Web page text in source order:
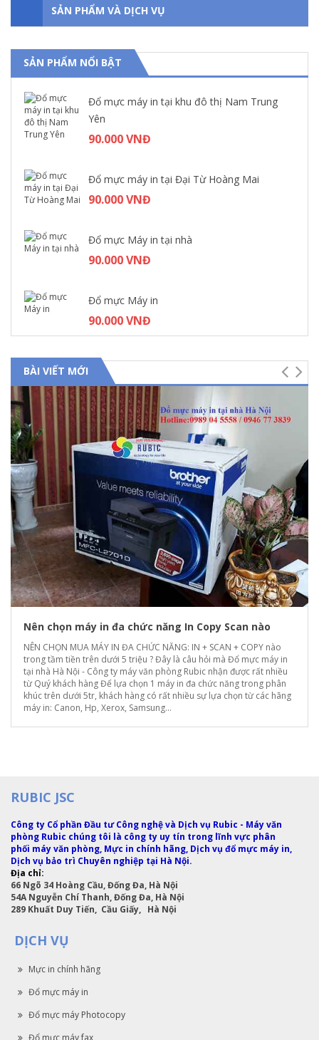
SẢN PHẨM VÀ DỊCH VỤ
SẢN PHẨM NỔI BẬT
Đổ mực máy in tại khu đô thị Nam Trung
Yên
90.000 VNĐ
Đổ mực máy in tại Đại Từ Hoàng Mai
90.000 VNĐ
Đổ mực Máy in tại nhà
90.000 VNĐ
Đổ mực Máy in
90.000 VNĐ
BÀI VIẾT MỚI
Nên chọn máy in đa chức năng In Copy Scan nào
NÊN CHỌN MUA MÁY IN ĐA CHỨC NĂNG: IN + SCAN + COPY nào
trong tầm tiền trên dưới 5 triệu ? Đây là câu hỏi mà Đổ mực máy in
tại nhà Hà Nội - Công ty máy văn phòng Rubic nhận được rất nhiều
từ Quý khách hàng Để lựa chọn 1 máy in đa chức năng trong phân
khúc trên dưới 5tr, khách hàng có rất nhiều sự lựa chọn từ các hãng
máy in: Canon, Hp, Xerox, Samsung...
RUBIC JSC
Công ty Cổ phần Đầu tư Công nghệ và Dịch vụ Rubic - Máy văn
phòng Rubic chúng tôi là công ty uy tín trong lĩnh vực phân
phối máy văn phòng, Mực in chính hãng, Dịch vụ đổ mực máy in,
Dịch vụ bảo trì Chuyên nghiệp tại Hà Nội.
Địa chỉ:
66 Ngõ 34 Hoàng Cầu, Đống Đa, Hà Nội
54A Nguyễn Chí Thanh, Đống Đa, Hà Nội
289 Khuất Duy Tiến, Cầu Giấy, Hà Nội
DỊCH VỤ
Mực in chính hãng
Đổ mực máy in
Đổ mực máy Photocopy
Đổ mực máy fax